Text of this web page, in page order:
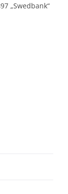
„Swedbank“